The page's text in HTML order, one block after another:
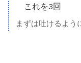
これを3回
まずは吐けるよう